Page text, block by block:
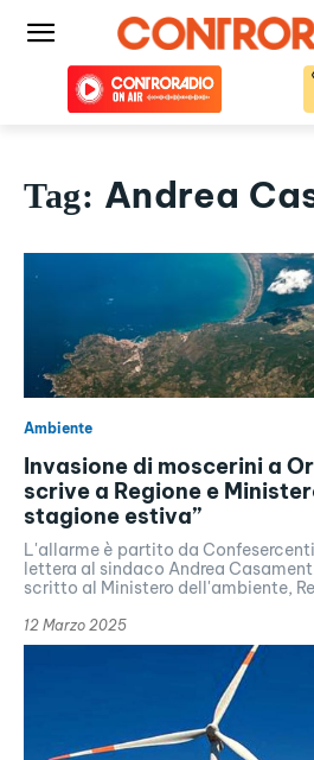
Tag: Andrea
Ambiente
Invasione di moscerini a
scrive a Regione e
stagione estiva”
L'allarme è partito da
lettera al sindaco Andrea
scritto al Ministero dell'ambiente,
12 Marzo 2025